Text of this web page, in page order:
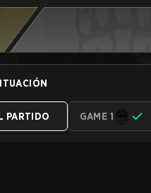
PARTIDO GAME 1